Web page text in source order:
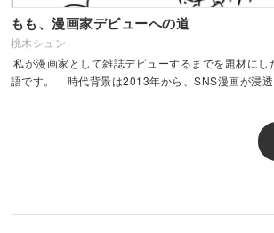
もも、漫画家デビューへの道
桃木シュン
私が漫画家として雑誌デビューするまでを題材にし
語です。 時代背景は2013年から、SNS漫画が浸